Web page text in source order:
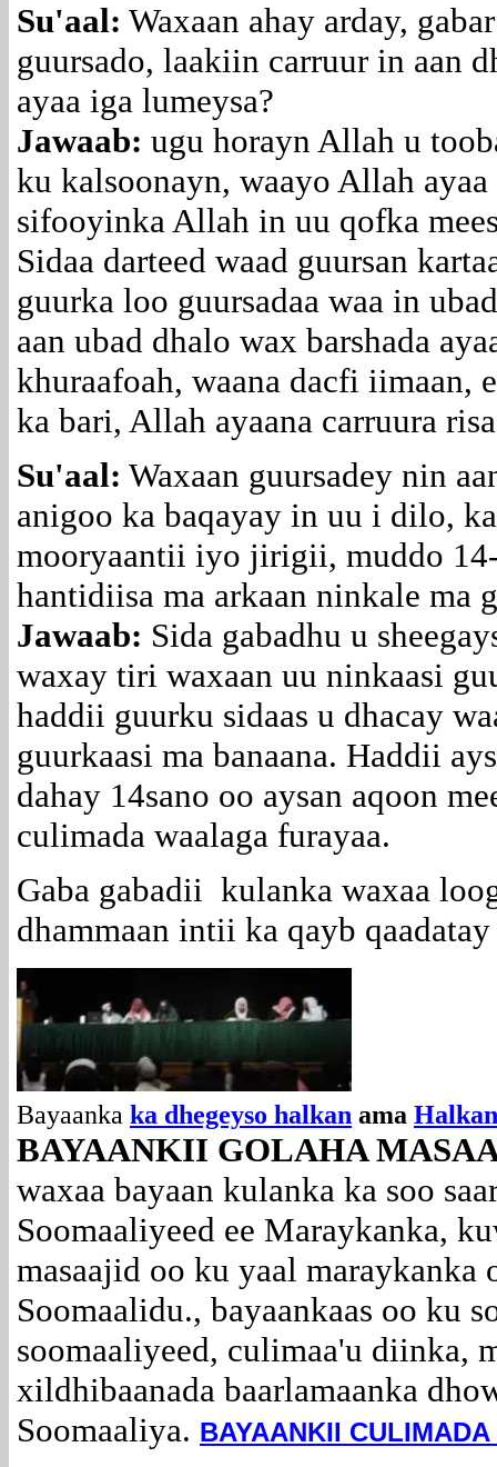
Su'aal: Waxaan ahay arday,
guursado, laakiin carruur in aan
ayaa iga lumeysa?
Jawaab: ugu horayn Allah u
ku kalsoonayn, waayo Allah
sifooyinka Allah in uu qofka
Sidaa darteed waad guursan
guurka loo guursadaa waa in
aan ubad dhalo wax barshada
khuraafoah, waana dacfi iimaan,
ka bari, Allah ayaana carruura
Su'aal: Waxaan guursadey nin
anigoo ka baqayay in uu i dilo,
mooryaantii iyo jirigii, muddo 14-
hantidiisa ma arkaan ninkale ma
Jawaab: Sida gabadhu u
waxay tiri waxaan uu ninkaasi
haddii guurku sidaas u dhacay
guurkaasi ma banaana. Haddii
dahay 14sano oo aysan aqoon
culimada waalaga furayaa.
Gaba gabadii kulanka waxaa
dhammaan intii ka qayb
Bayaanka ka dhegeyso halkan ama
BAYAANKII GOLAHA
waxaa bayaan kulanka ka soo
Soomaaliyeed ee Maraykanka,
masaajid oo ku yaal maraykanka
Soomaalidu., bayaankaas oo ku
soomaaliyeed, culimaa'u diinka,
xildhibaanada baarlamaanka
Soomaaliya. BAYAANKII